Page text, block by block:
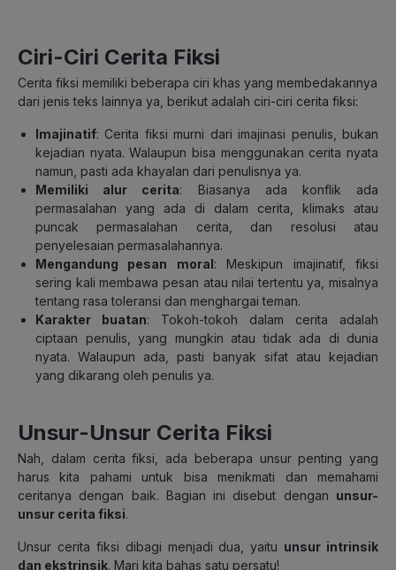
Ciri-Ciri Cerita Fiksi
Cerita fiksi memiliki beberapa ciri khas yang membedakannya
dari jenis teks lainnya ya, berikut adalah ciri-ciri cerita fiksi:
Imajinatif: Cerita fiksi murni dari imajinasi penulis, bukan
kejadian nyata. Walaupun bisa menggunakan cerita nyata
namun, pasti ada khayalan dari penulisnya ya.
Memiliki alur cerita: Biasanya ada konflik ada
permasalahan yang ada di dalam cerita, klimaks atau
puncak permasalahan cerita, dan resolusi atau
penyelesaian permasalahannya.
Mengandung pesan moral: Meskipun imajinatif, fiksi
sering kali membawa pesan atau nilai tertentu ya, misalnya
tentang rasa toleransi dan menghargai teman.
Karakter buatan: Tokoh-tokoh dalam cerita adalah
ciptaan penulis, yang mungkin atau tidak ada di dunia
nyata. Walaupun ada, pasti banyak sifat atau kejadian
yang dikarang oleh penulis ya.
Unsur-Unsur Cerita Fiksi
Nah, dalam cerita fiksi, ada beberapa unsur penting yang
harus kita pahami untuk bisa menikmati dan memahami
ceritanya dengan baik. Bagian ini disebut dengan unsur-
unsur cerita fiksi.
Unsur cerita fiksi dibagi menjadi dua, yaitu unsur intrinsik
dan ekstrinsik. Mari kita bahas satu persatu!